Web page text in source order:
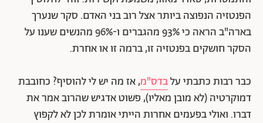
הפנטזיה הנפוצה ביותר אצל רוב בני האדם. סקר שנערך
בארה"ב הראה כי 93% מהגברים ו-96% מהנשים שענו על
הסקר חושקים בפנטזיה זו, ברמה זו או אחרת.
כבר רבות כתבתי עלבדס"מ, אז מה יש לי להוסיף? כחובבת
דמוקרטיה (לא מובן מאליו), פשוט אדגיש שהרוב אמר את
דברו. ואולי בפעמים אחרות הייתי אומרת לכן לא לקפוץ